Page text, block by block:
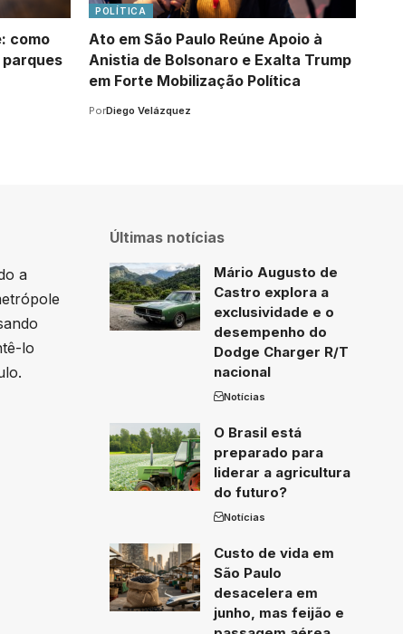
como
POLÍTICA
Ato em São Paulo Reúne Apoio à
Anistia de Bolsonaro e Exalta Trump
em Forte Mobilização Política
PorDiego Velázquez
a
lo
Últimas notícias
Mário Augusto de
Castro explora a
exclusividade e o
desempenho do
Dodge Charger R/T
nacional
Notícias
O Brasil está
preparado para
liderar a agricultura
do futuro?
Notícias
Custo de vida em
São Paulo
desacelera em
junho, mas feijão e